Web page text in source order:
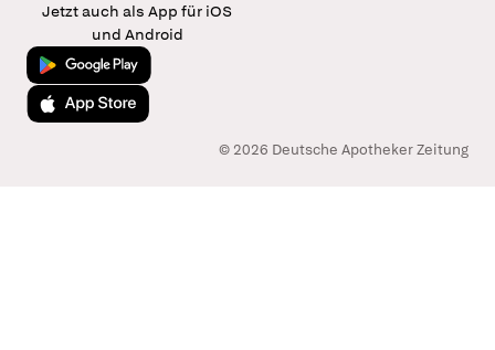
Jetzt auch als App für iOS
und Android
Jetzt bei Google Play
Laden im App Store
© 2026 Deutsche Apotheker Zeitung